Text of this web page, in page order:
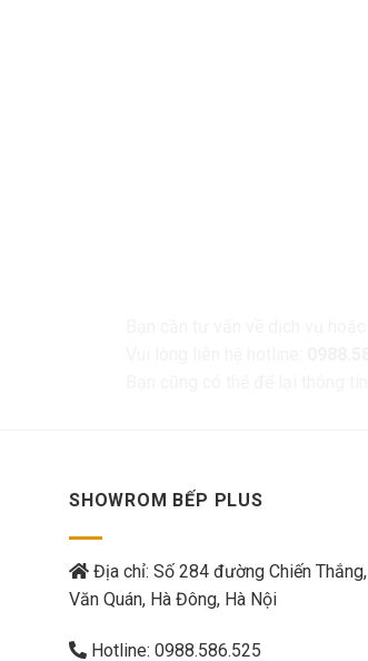
SHOWROM BẾP PLUS
Địa chỉ: Số 284 đường Chiến Thắng,
Văn Quán, Hà Đông, Hà Nội
Hotline: 0988.586.525